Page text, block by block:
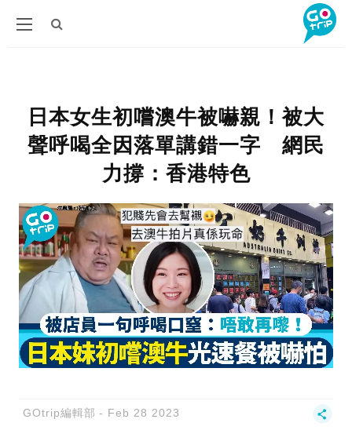
日本女生初嚐澳牛被嚇親！被大
聲呼喝全因落單講錯一字 網民
力撐：香港特色
GOtrip編輯部 Feb 28 2023